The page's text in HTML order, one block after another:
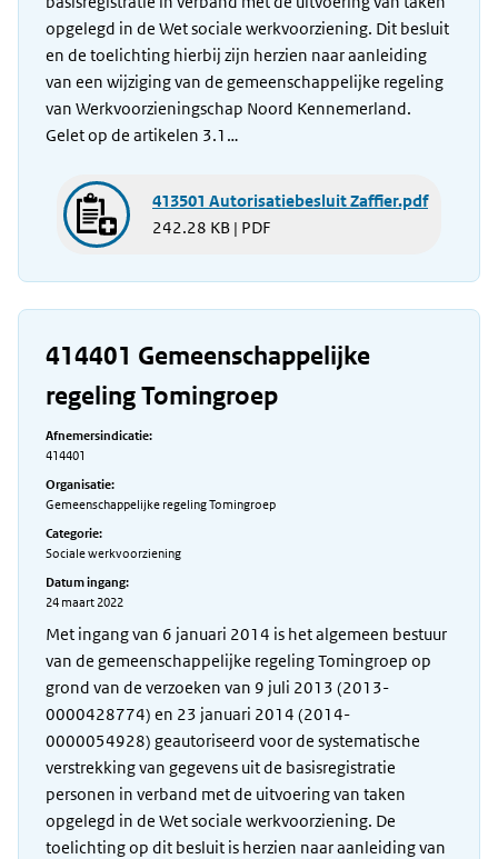
opgelegd in de Wet sociale werkvoorziening. Dit besluit
en de toelichting hierbij zijn herzien naar aanleiding
van een wijziging van de gemeenschappelijke regeling
van Werkvoorzieningschap Noord Kennemerland.
Gelet op de artikelen 3.1…
413501 Autorisatiebesluit Zaffier.pdf
242.28 KB | PDF
414401 Gemeenschappelijke
regeling Tomingroep
Afnemersindicatie:
414401
Organisatie:
Gemeenschappelijke regeling Tomingroep
Categorie:
Sociale werkvoorziening
Datum ingang:
24 maart 2022
Met ingang van 6 januari 2014 is het algemeen bestuur
van de gemeenschappelijke regeling Tomingroep op
grond van de verzoeken van 9 juli 2013 (2013-
0000428774) en 23 januari 2014 (2014-
0000054928) geautoriseerd voor de systematische
verstrekking van gegevens uit de basisregistratie
personen in verband met de uitvoering van taken
opgelegd in de Wet sociale werkvoorziening. De
toelichting op dit besluit is herzien naar aanleiding van